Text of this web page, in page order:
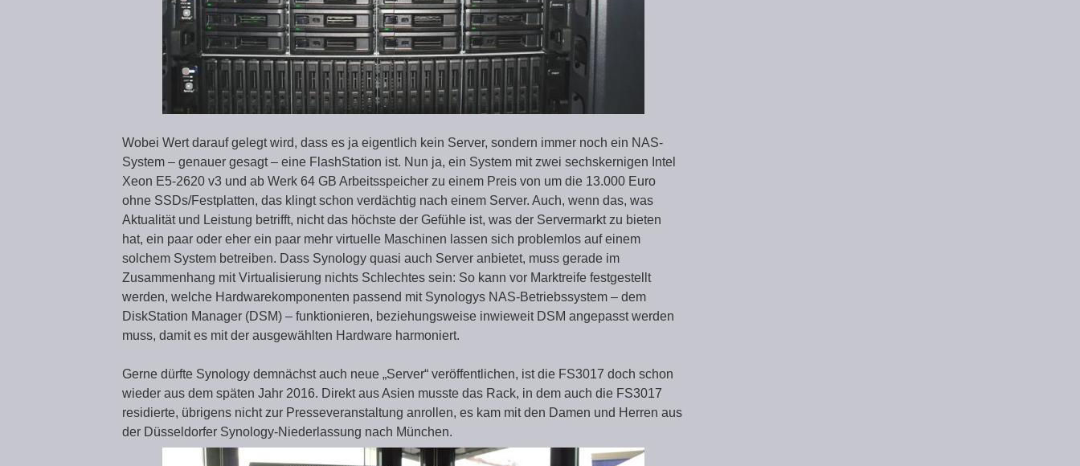
Wobei Wert darauf gelegt wird, dass es ja eigentlich kein Server, sondern immer noch ein NAS-
System – genauer gesagt – eine FlashStation ist. Nun ja, ein System mit zwei sechskernigen Intel
Xeon E5-2620 v3 und ab Werk 64 GB Arbeitsspeicher zu einem Preis von um die 13.000 Euro
ohne SSDs/Festplatten, das klingt schon verdächtig nach einem Server. Auch, wenn das, was
Aktualität und Leistung betrifft, nicht das höchste der Gefühle ist, was der Servermarkt zu bieten
hat, ein paar oder eher ein paar mehr virtuelle Maschinen lassen sich problemlos auf einem
solchem System betreiben. Dass Synology quasi auch Server anbietet, muss gerade im
Zusammenhang mit Virtualisierung nichts Schlechtes sein: So kann vor Marktreife festgestellt
werden, welche Hardwarekomponenten passend mit Synologys NAS-Betriebssystem – dem
DiskStation Manager (DSM) – funktionieren, beziehungsweise inwieweit DSM angepasst werden
muss, damit es mit der ausgewählten Hardware harmoniert.
Gerne dürfte Synology demnächst auch neue „Server“ veröffentlichen, ist die FS3017 doch schon
wieder aus dem späten Jahr 2016. Direkt aus Asien musste das Rack, in dem auch die FS3017
residierte, übrigens nicht zur Presseveranstaltung anrollen, es kam mit den Damen und Herren aus
der Düsseldorfer Synology-Niederlassung nach München.